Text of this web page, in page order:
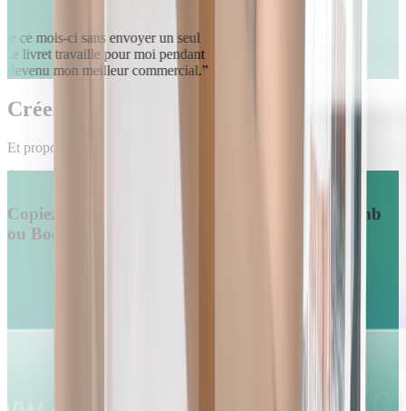
ce mois-ci sans envoyer un seul
Le livret travaille pour moi pendant
devenu mon meilleur commercial.”
Créer votre livret d'accueil digital
Et proposez tous vos services et consignes au même endroit
Copiez et importez le lien de votre annonce Airbnb
ou Booking